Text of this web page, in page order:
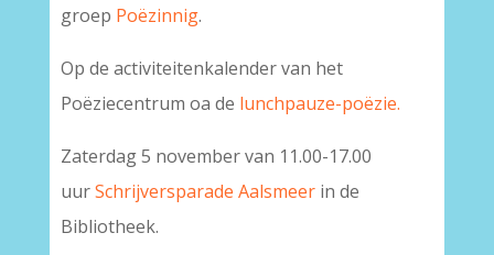
groep Poëzinnig.
Op de activiteitenkalender van het
Poëziecentrum oa de lunchpauze-poëzie.
Zaterdag 5 november van 11.00-17.00
uurSchrijversparade Aalsmeerin de
Bibliotheek.